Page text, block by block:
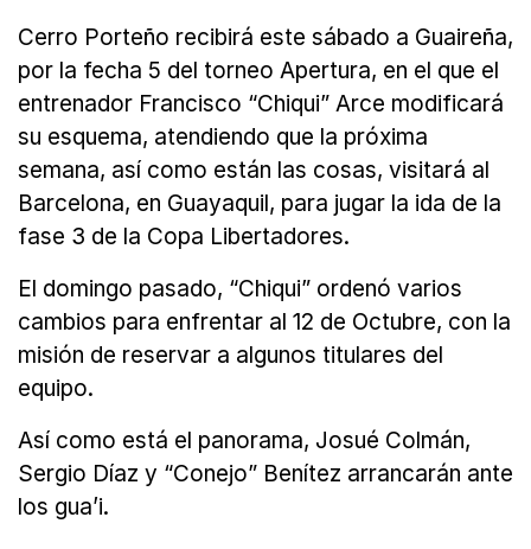
Cerro Porteño recibirá este sábado a Guaireña,
por la fecha 5 del torneo Apertura, en el que el
entrenador Francisco “Chiqui” Arce modificará
su esquema, atendiendo que la próxima
semana, así como están las cosas, visitará al
Barcelona, en Guayaquil, para jugar la ida de la
fase 3 de la Copa Libertadores.
El domingo pasado, “Chiqui” ordenó varios
cambios para enfrentar al 12 de Octubre, con la
misión de reservar a algunos titulares del
equipo.
Así como está el panorama, Josué Colmán,
Sergio Díaz y “Conejo” Benítez arrancarán ante
los gua’i.